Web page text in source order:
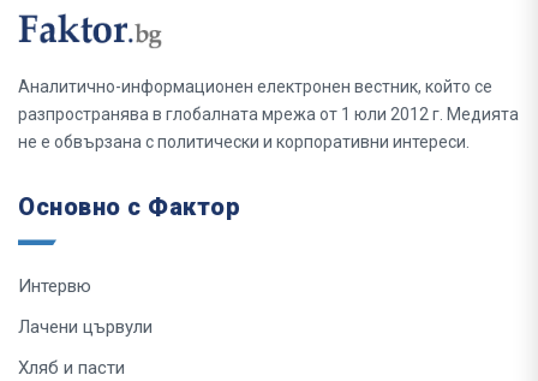
Аналитично-информационен електронен вестник, който се
разпространява в глобалната мрежа от 1 юли 2012 г. Медията
не е обвързана с политически и корпоративни интереси.
Основно с Фактор
Интервю
Лачени цървули
Хляб и пасти